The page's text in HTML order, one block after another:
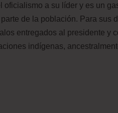
oficialismo a su líder y es un
de la población. Para sus
entregados al presidente y
indígenas,